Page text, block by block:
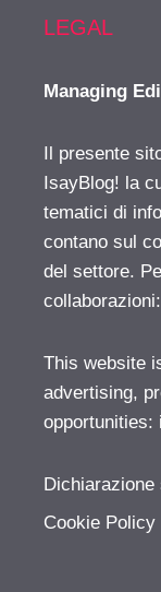
LEGAL
Managing
Il presente
IsayBlog! la
tematici di
contano sul
del settore.
collaborazioni:
This website
advertising,
opportunities:
Cookie Policy